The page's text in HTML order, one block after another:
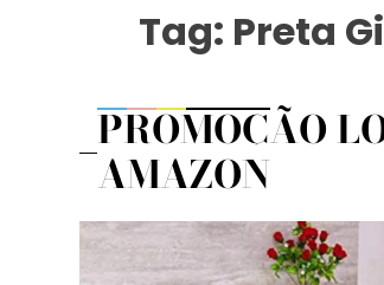
Tag: Preta
PROMOÇÃO
AMAZON